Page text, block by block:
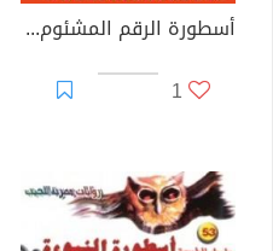
أسطورة الرقم المشئوم - سلسلة ما وراء الطبيعة
1